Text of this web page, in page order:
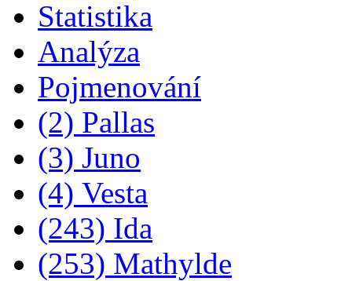
Statistika
Analýza
Pojmenování
(2) Pallas
(3) Juno
(4) Vesta
(243) Ida
(253) Mathylde